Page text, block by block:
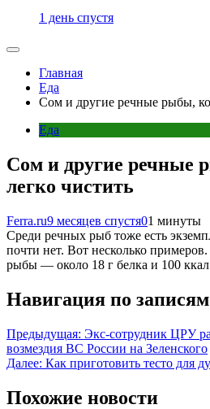
1 день спустя
Главная
Еда
Сом и другие речные рыбы,
Еда
Сом и другие речные
легко чистить
Ferra.ru9 месяцев спустя01 минуты
Среди речных рыб тоже есть
почти нет. Вот несколько
рыбы — около 18 г белка и 100
Навигация по записям
Предыдущая: Экс-сотрудник ЦРУ
возмездия ВС России на Зеленского
Далее: Как приготовить тесто для
Похожие новости